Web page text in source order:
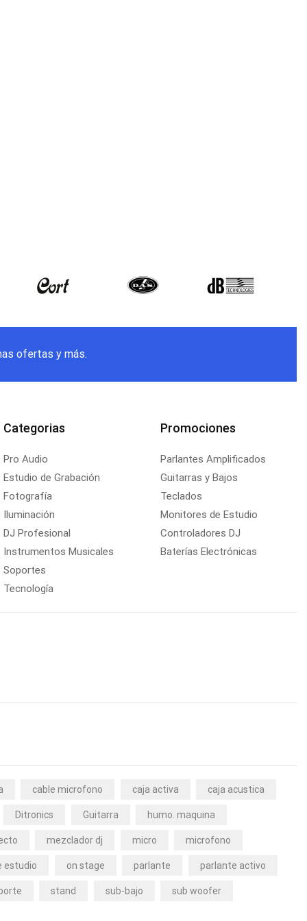
ofertas y más.
Categorias
Pro Audio
Estudio de Grabación
Fotografía
Iluminación
DJ Profesional
Instrumentos Musicales
Soportes
Tecnología
Promociones
Parlantes Amplificados
Guitarras y Bajos
Teclados
Monitores de Estudio
Controladores DJ
Baterías Electrónicas
cable microfono caja activa caja acustica
Ditronics Guitarra humo. maquina
mezclador dj micro microfono
estudio on stage parlante parlante activo
stand sub-bajo sub woofer